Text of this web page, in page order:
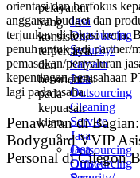
Jasa
Outsourcing
Security/
Satpam
Jasa
Outsourcing
Cleaning
Service
Jasa
Outsourcing
Office
pelayanan
yang
konsisten,
terpercaya,
dan
berorientasi
pada
kepuasan
klien.
Jasa
Outsourcing
orientasi dan berfokus
anggaran budget dan
terjunkan di lokasi kerja.
penuh untuk jadi partner/
pemasokan/penyaluran
kepentingan perusahaan
lagi pada usaha.
Penawaran di
Bodyguard VVIP
Personal di Cilegon